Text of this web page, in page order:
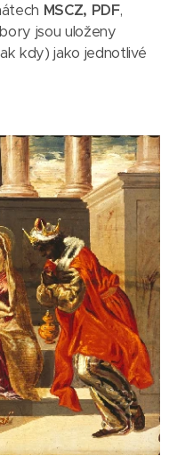
MSCZ, PDF,
jsou uloženy
kdy) jako jednotlivé